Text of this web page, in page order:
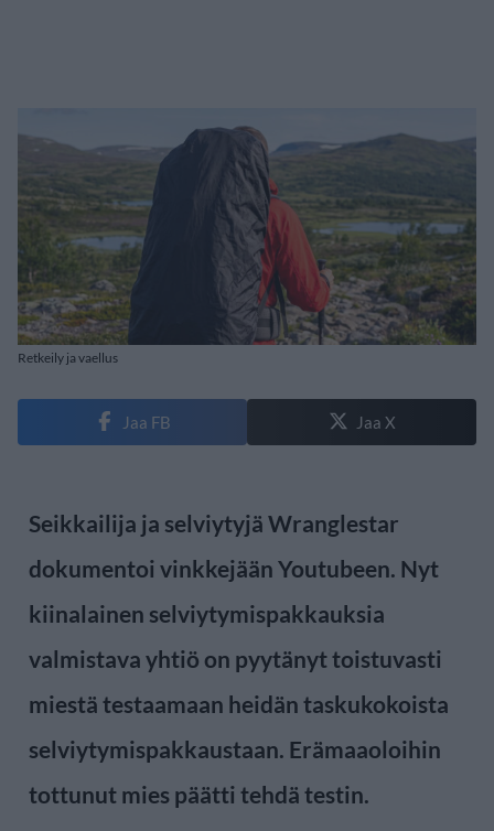
Retkeily ja vaellus
Jaa FB Jaa X
Seikkailija ja selviytyjä Wranglestar
dokumentoi vinkkejään Youtubeen. Nyt
kiinalainen selviytymispakkauksia
valmistava yhtiö on pyytänyt toistuvasti
miestä testaamaan heidän taskukokoista
selviytymispakkaustaan. Erämaaoloihin
tottunut mies päätti tehdä testin.